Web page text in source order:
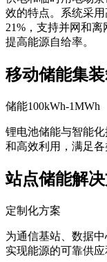
效的特点。系统采
21%，支持并网和
提高能源自给率。
移动储能集
储能100kWh-1MWh
锂电池储能与智能
和高效利用，满足各
站点储能解
定制化方案
为通信基站、数据
实现能源的可靠供应